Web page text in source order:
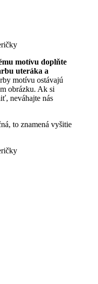
motívu doplňte
uteráka a
motívu ostávajú
obrázku. Ak si
neváhajte nás
to znamená vyšitie